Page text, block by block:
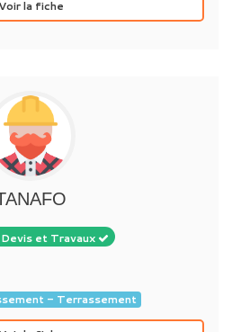
Voir la fiche
et Travaux
- Terrassement